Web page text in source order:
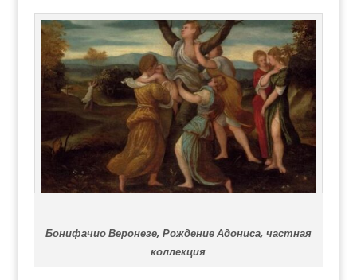
Бонифачио Веронезе, Рождение Адониса, частная
коллекция